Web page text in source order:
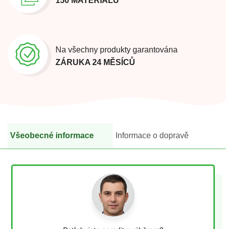
Na všechny produkty garantována
ZÁRUKA 24 MĚSÍCŮ
Všeobecné informace Informace o dopravě